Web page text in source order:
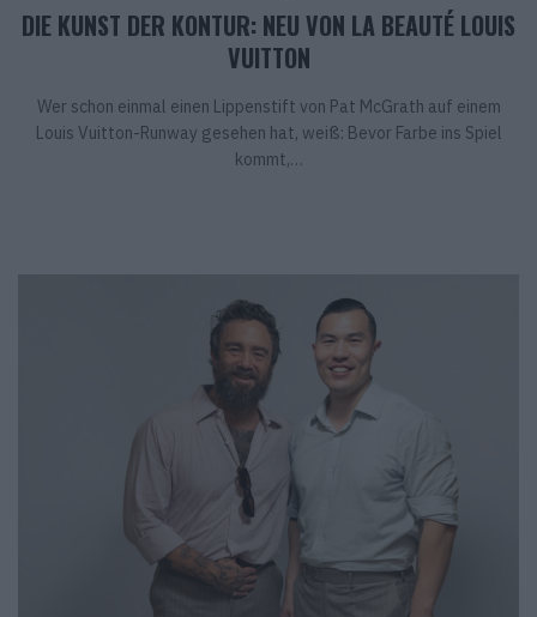
DIE KUNST DER KONTUR: NEU VON LA BEAUTÉ LOUIS
VUITTON
Wer schon einmal einen Lippenstift von Pat McGrath auf einem
Louis Vuitton-Runway gesehen hat, weiß: Bevor Farbe ins Spiel
kommt,…